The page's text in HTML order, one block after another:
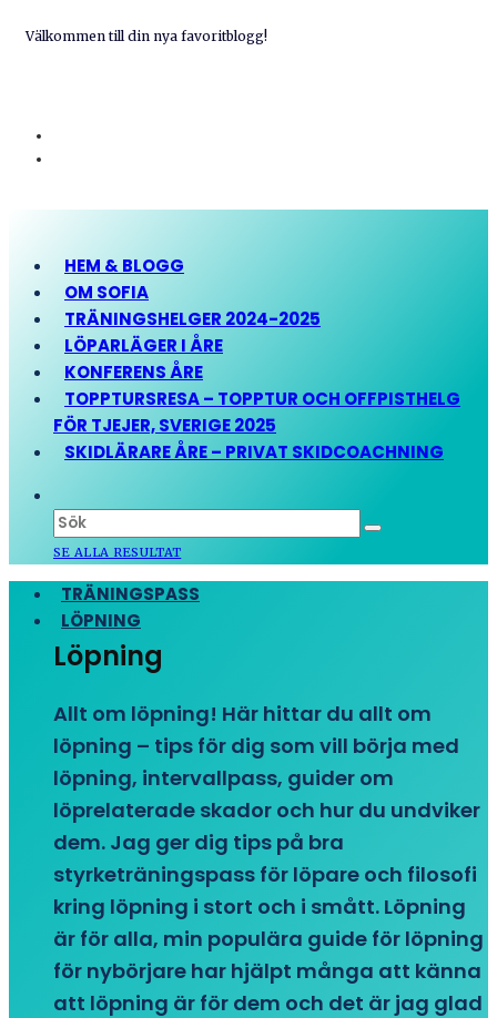
Välkommen till din nya favoritblogg!
HEM & BLOGG
OM SOFIA
TRÄNINGSHELGER 2024-2025
LÖPARLÄGER I ÅRE
KONFERENS ÅRE
TOPPTURSRESA – TOPPTUR OCH OFFPISTHELG
FÖR TJEJER, SVERIGE 2025
SKIDLÄRARE ÅRE – PRIVAT SKIDCOACHNING
SE ALLA RESULTAT
TRÄNINGSPASS
LÖPNING
Löpning
Allt om löpning! Här hittar du allt om
löpning – tips för dig som vill börja med
löpning, intervallpass, guider om
löprelaterade skador och hur du undviker
dem. Jag ger dig tips på bra
styrketräningspass för löpare och filosofi
kring löpning i stort och i smått. Löpning
är för alla, min populära guide för löpning
för nybörjare har hjälpt många att känna
att löpning är för dem och det är jag glad